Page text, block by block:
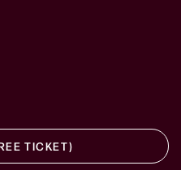
TICKET)